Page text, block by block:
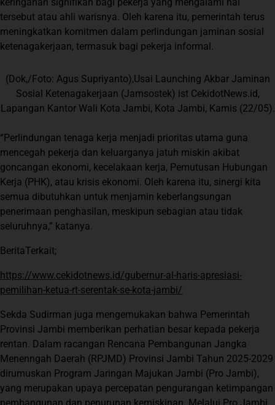
tersebut atau ahli warisnya. Oleh karena itu, pemerintah terus
meningkatkan komitmen dalam perlindungan jaminan sosial
ketenagakerjaan, termasuk bagi pekerja informal.
(Dok,/Foto: Agus Supriyanto),Usai Launching Akbar Jaminan
Sosial Ketenagakerjaan (Jamsostek) ist CekidotNews.id,
Lapangan Kantor Wali Kota Jambi, Kota Jambi, Kamis (22/05).
“Perlindungan tenaga kerja menjadi prioritas utama guna
mencegah pekerja dan keluarganya jatuh miskin akibat
goncangan ekonomi, kecelakaan kerja, Pemutusan Hubungan
Kerja (PHK), atau krisis ekonomi. Oleh karena itu, sinergi kita
semua dibutuhkan untuk menjamin keberlangsungan
penerimaan penghasilan, meskipun sebagian atau tidak
seluruhnya,” katanya.
BeritaTerkait;
https://www.cekidotnews.id/gubernur-al-haris-apresiasi-
pemilihan-ketua-rt-serentak-se-kota-jambi/
Sekda Sudirman juga mengemukakan bahwa Pemerintah
Provinsi Jambi memberikan perhatian besar kepada pekerja
rentan. Dalam racangan Rencana Pembangunan Jangka
Menenngah Daerah (RPJMD) Provinsi Jambi Tahun 2025-2029
dirumuskan Program Jaringan Majukan Jambi (Pro Jambi),
yang merupakan upaya percepatan pengurangan ketimpangan